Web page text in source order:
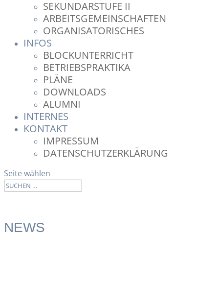
SEKUNDARSTUFE II
ARBEITSGEMEINSCHAFTEN
ORGANISATORISCHES
INFOS
BLOCKUNTERRICHT
BETRIEBSPRAKTIKA
PLÄNE
DOWNLOADS
ALUMNI
INTERNES
KONTAKT
IMPRESSUM
DATENSCHUTZERKLÄRUNG
Seite wählen
NEWS